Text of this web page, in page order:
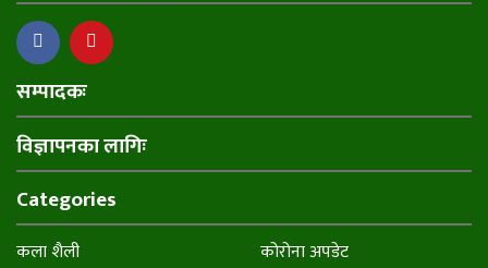
सम्पादकः
विज्ञापनका लागिः
Categories
कला शैली
कोरोना अपडेट